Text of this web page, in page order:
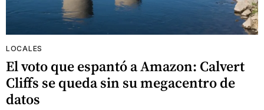
LOCALES
El voto que espantó a Amazon: Calvert
Cliffs se queda sin su megacentro de
datos